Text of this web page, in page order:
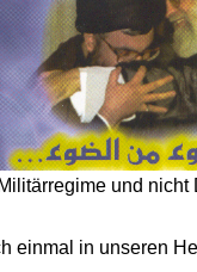
und nicht
einmal in unseren